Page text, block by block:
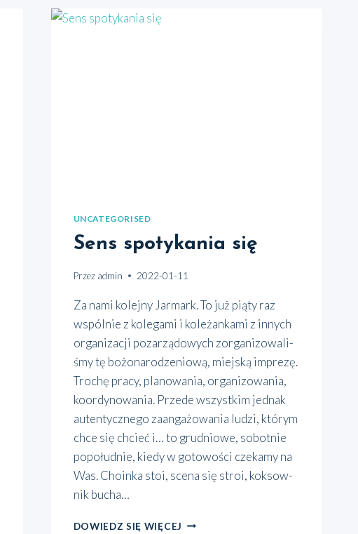
UNCATEGORISED
Sens spotykania się
Przez admin 2022-01-11
Za nami kolej­ny Jar­mark. To już pią­ty raz
wspól­nie z kole­ga­mi i kole­żan­ka­mi z innych
orga­ni­za­cji poza­rzą­do­wych zor­ga­ni­zo­wa­li­
śmy tę bożo­na­ro­dze­nio­wą, miej­ską impre­zę.
Tro­chę pra­cy, pla­no­wa­nia, orga­ni­zo­wa­nia,
koor­dy­no­wa­nia. Przede wszyst­kim jed­nak
auten­tycz­ne­go zaan­ga­żo­wa­nia ludzi, któ­rym
chce się chcieć i… to gru­dnio­we, sobot­nie
popo­łu­dnie, kie­dy w goto­wo­ści cze­ka­my na
Was. Cho­in­ka stoi, sce­na się stroi, kok­sow­
nik bucha…
DOWIEDZ SIĘ WIĘCEJ SENS